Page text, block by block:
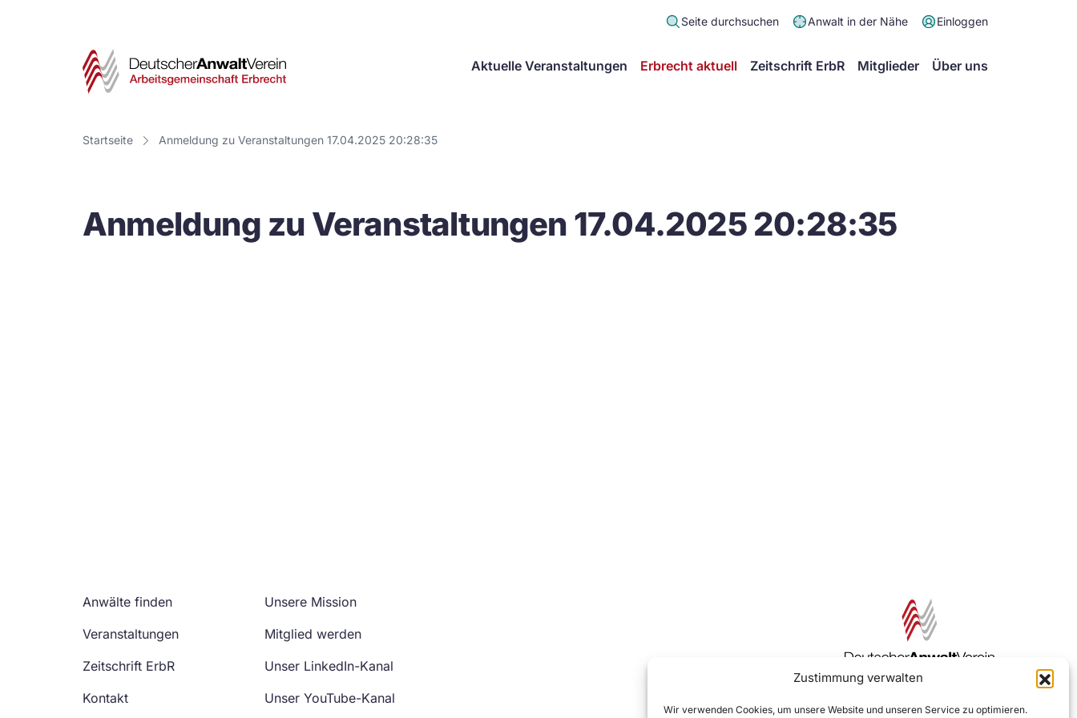
Zustimmung verwalten
Wir verwenden Cookies, um unsere Website und unseren Service zu optimieren.
Seite durchsuchen Anwalt in der Nähe Einloggen
Deutscher
Verein
Arbeitsgemeinschaft
Aktuelle Veranstaltungen Erbrecht aktuell Zeitschrift ErbR Mitglieder Über uns
Startseite Anmeldung zu Veranstaltungen 17.04.2025 20:28:35
Anmeldung zu Veranstaltungen 17.04.2025 20:28:35
Anwälte finden
Veranstaltungen
Zeitschrift ErbR
Kontakt
Unsere Mission
Mitglied werden
Unser LinkedIn-Kanal
Unser YouTube-Kanal
Zur DAV Webseite